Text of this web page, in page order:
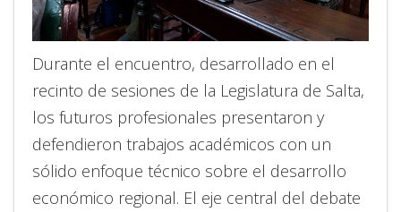
Durante el encuentro, desarrollado en el
recinto de sesiones de la Legislatura de Salta,
los futuros profesionales presentaron y
defendieron trabajos académicos con un
sólido enfoque técnico sobre el desarrollo
económico regional. El eje central del debate